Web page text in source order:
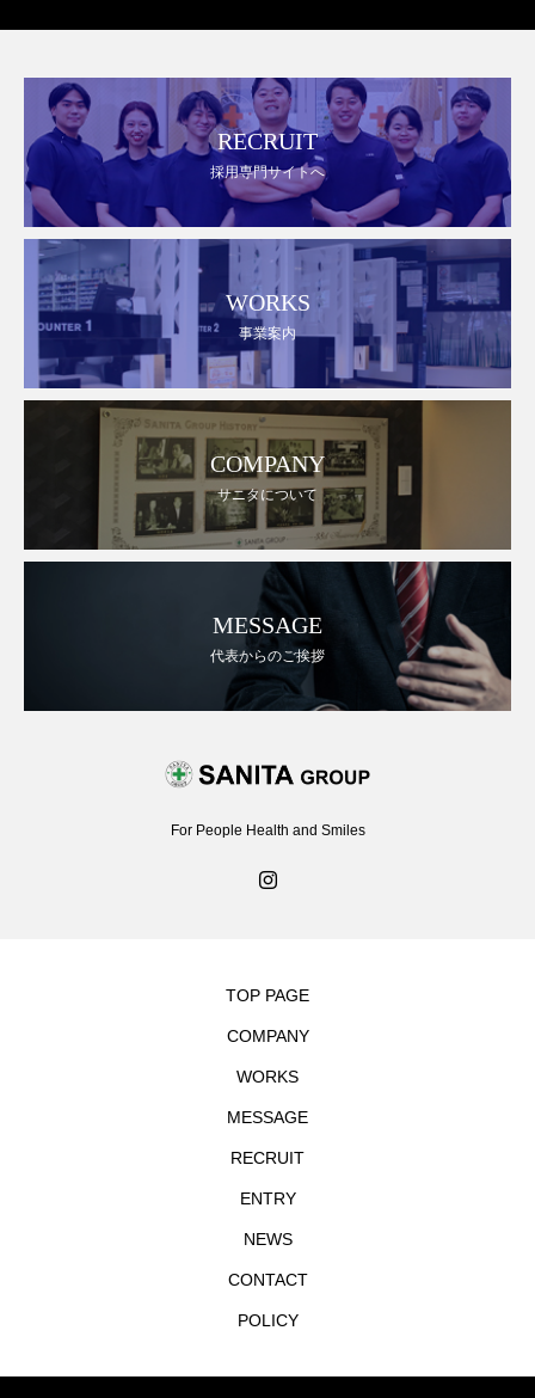
RECRUIT
採用専門サイトへ
WORKS
事業案内
COMPANY
サニタについて
MESSAGE
代表からのご挨拶
For People Health and Smiles
TOP PAGE
COMPANY
WORKS
MESSAGE
RECRUIT
ENTRY
NEWS
CONTACT
POLICY